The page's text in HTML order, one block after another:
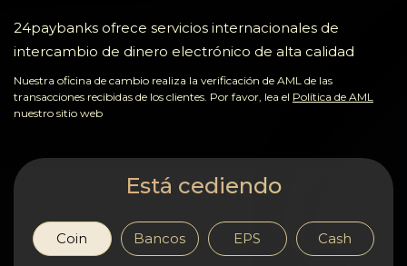
Reseñas
Reglas
AML/CFT
Confidencialidad
Contactos
24paybanks ofrece servicios internacionales de
intercambio de dinero electrónico de alta calidad
Nuestra oficina de cambio realiza la verificación de AML de las
transacciones recibidas de los clientes. Por favor, lea el Política de AML
nuestro sitio web
Está cediendo
Coin Bancos EPS Cash